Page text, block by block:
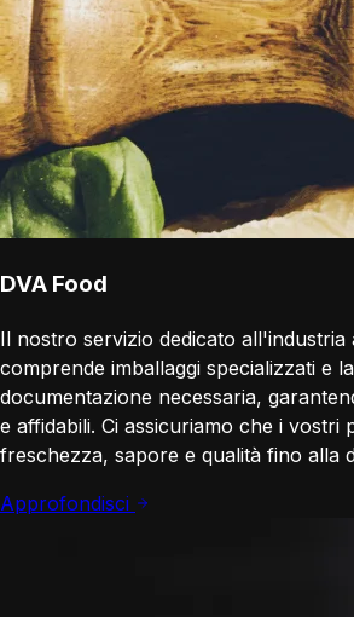
DVA Food
Il nostro servizio dedicato all'industria
comprende imballaggi specializzati e
documentazione necessaria,
e affidabili. Ci assicuriamo che i vostri
freschezza, sapore e qualità fino alla
Approfondisci